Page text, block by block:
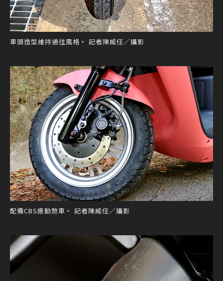
車頭造型維持過往風格。 記者陳威任／攝影
配備CBS連動煞車。 記者陳威任／攝影